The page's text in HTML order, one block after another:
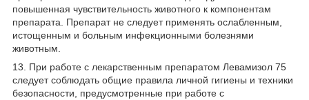
повышенная чувствительность животного к компонентам
препарата. Препарат не следует применять ослабленным,
истощенным и больным инфекционными болезнями
животным.
13. При работе с лекарственным препаратом Левамизол 75
следует соблюдать общие правила личной гигиены и техники
безопасности, предусмотренные при работе с